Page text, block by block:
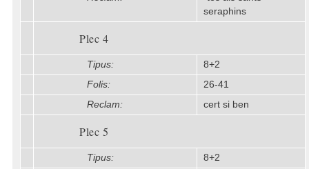
seraphins
Plec 4
Tipus:
8+2
Folis:
26-41
Reclam:
cert si ben
Plec 5
Tipus:
8+2